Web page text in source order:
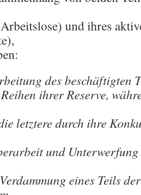
und ihres
des beschäftigten
ihrer Reserve,
letztere durch ihre
und
eines Teils